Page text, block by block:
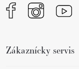
Zákaznícky servis